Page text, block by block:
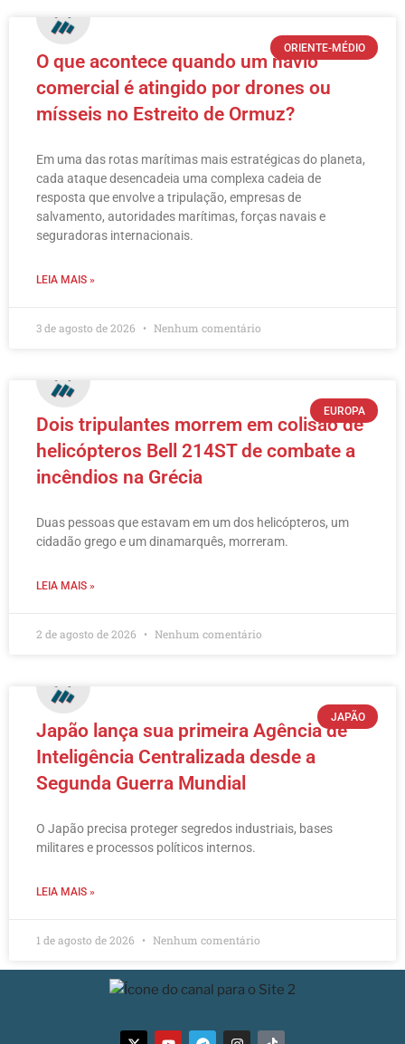
ORIENTE-MÉDIO
O que acontece quando um navio
comercial é atingido por drones ou
mísseis no Estreito de Ormuz?
Em uma das rotas marítimas mais estratégicas do planeta,
cada ataque desencadeia uma complexa cadeia de
resposta que envolve a tripulação, empresas de
salvamento, autoridades marítimas, forças navais e
seguradoras internacionais.
LEIA MAIS »
3 de agosto de 2026 Nenhum comentário
EUROPA
Dois tripulantes morrem em colisão de
helicópteros Bell 214ST de combate a
incêndios na Grécia
Duas pessoas que estavam em um dos helicópteros, um
cidadão grego e um dinamarquês, morreram.
LEIA MAIS »
2 de agosto de 2026 Nenhum comentário
JAPÃO
Japão lança sua primeira Agência de
Inteligência Centralizada desde a
Segunda Guerra Mundial
O Japão precisa proteger segredos industriais, bases
militares e processos políticos internos.
LEIA MAIS »
1 de agosto de 2026 Nenhum comentário